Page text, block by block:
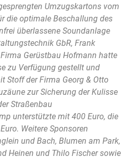
Umzugskartons vom
die optimale Beschallung des
überlassene Soundanlage
GbR, Frank
Gerüstbau Hofmann hatte
zu Verfügung gestellt und
Stoff der Firma Georg & Otto
zur Sicherung der Kulisse
Straßenbau
unterstützte mit 400 Euro, die
Weitere Sponsoren
und Bach, Blumen am Park,
Heinen und Thilo Fischer sowie